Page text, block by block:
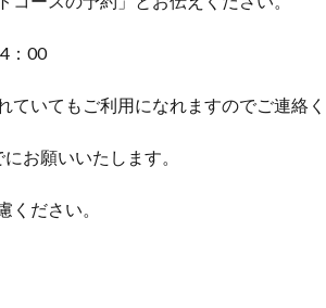
：00
ていてもご利用になれますのでご連絡く
お願いいたします。
ください。